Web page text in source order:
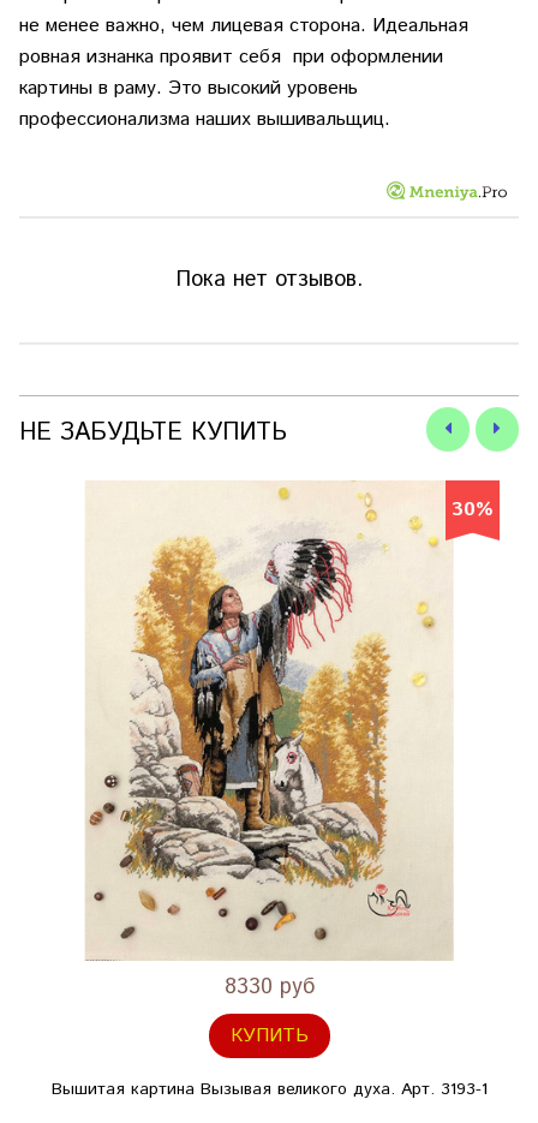
не менее важно, чем лицевая сторона. Идеальная
ровная изнанка проявит себя при оформлении
картины в раму. Это высокий уровень
профессионализма наших вышивальщиц.
Пока нет отзывов.
НЕ ЗАБУДЬТЕ КУПИТЬ
30%
8330 руб
КУПИТЬ
Вышитая картина Вызывая великого духа. Арт. 3193-1